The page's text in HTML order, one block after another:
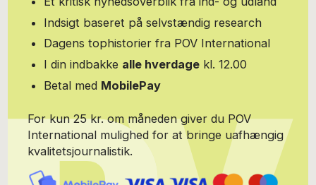
Indsigt baseret på selvstændig research
Dagens tophistorier fra POV International
I din indbakke alle hverdage kl. 12.00
Betal med MobilePay
For kun 25 kr. om måneden giver du POV
International mulighed for at bringe uafhængig
kvalitetsjournalistik.